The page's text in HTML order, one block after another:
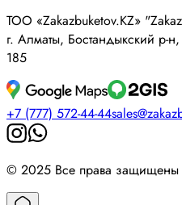
ТОО «Zakazbuketov.KZ»
г. Алматы, Бостандыкский р-
185
+7 (777) 572-44-44
© 2025 Все права защищены